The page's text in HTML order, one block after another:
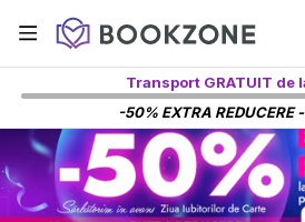
Transport GRATUIT de
-50% EXTRA REDUCERE -